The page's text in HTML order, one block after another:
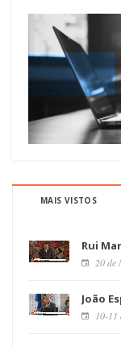
MAIS VISTOS
Rui
20 de
João
10-11